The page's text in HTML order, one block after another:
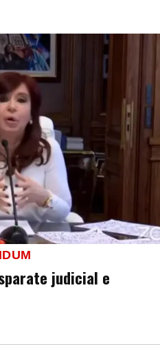
judicial e